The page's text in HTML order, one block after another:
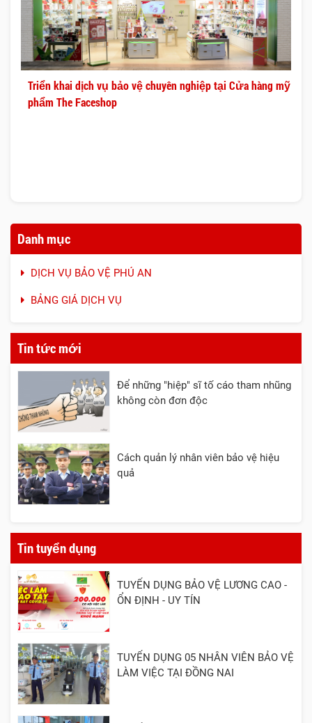
Triển khai dịch vụ bảo vệ chuyên nghiệp tại Cửa hàng mỹ
phẩm The Faceshop
Danh mục
DỊCH VỤ BẢO VỆ PHÚ AN
BẢNG GIÁ DỊCH VỤ
Tin tức mới
Để những "hiệp" sĩ tố cáo tham nhũng
không còn đơn độc
Cách quản lý nhân viên bảo vệ hiệu
quả
Tin tuyển dụng
TUYỂN DỤNG BẢO VỆ LƯƠNG CAO -
ỔN ĐỊNH - UY TÍN
TUYỂN DỤNG 05 NHÂN VIÊN BẢO VỆ
LÀM VIỆC TẠI ĐỒNG NAI